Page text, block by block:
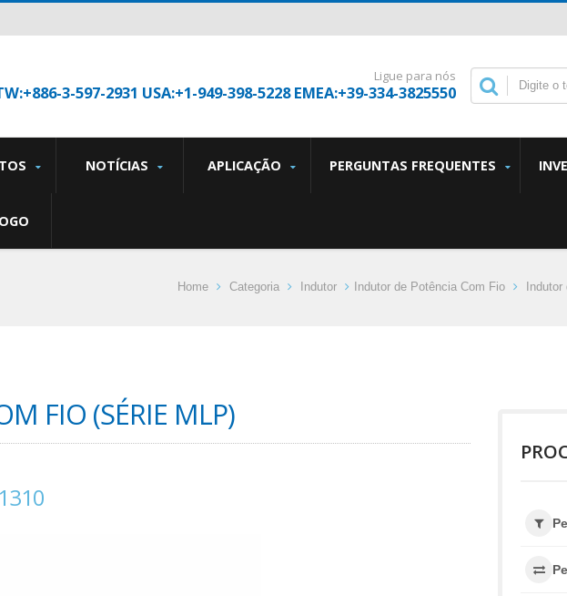
Ligue para nós
3-597-2931 USA:+1-949-398-5228 EMEA:+39-334-3825550
NOTÍCIAS APLICAÇÃO PERGUNTAS FREQUENTES
Home Categoria Indutor Indutor de Potência Com Fio
FIO (SÉRIE MLP)